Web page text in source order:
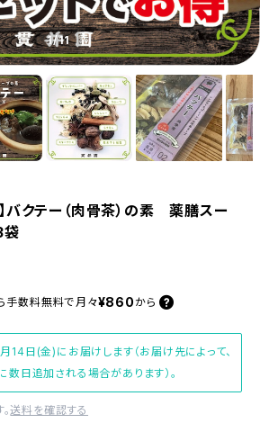
1/11
バクテー（肉骨茶）の素 薬膳スー
手数料無料で 月々¥860 から
14日(金)にお届けします（お届け先によって、
数日追加される場合があります）。
送料を確認する